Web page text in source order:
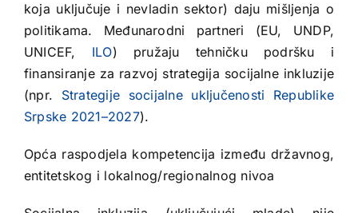
koja uključuje i nevladin sektor) daju mišljenja o
politikama. Međunarodni partneri (EU, UNDP,
UNICEF, ILO) pružaju tehničku podršku i
finansiranje za razvoj strategija socijalne inkluzije
(npr. Strategije socijalne uključenosti Republike
Srpske 2021–2027).
Opća raspodjela kompetencija između državnog,
entitetskog i lokalnog/regionalnog nivoa